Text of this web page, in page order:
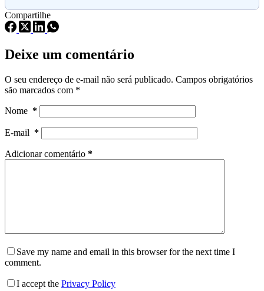
Compartilhe
Deixe um comentário
O seu endereço de e-mail não será publicado. Campos obrigatórios
são marcados com *
Nome *
E-mail *
Adicionar comentário *
Save my name and email in this browser for the next time I
comment.
I accept the Privacy Policy